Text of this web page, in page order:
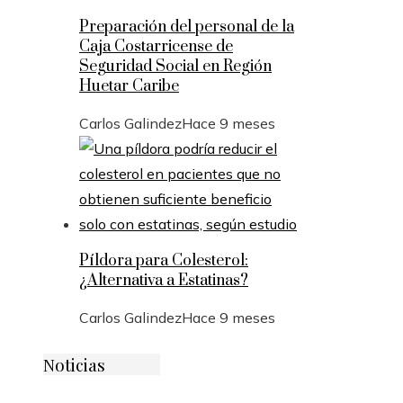
Preparación del personal de la
Caja Costarricense de
Seguridad Social en Región
Huetar Caribe
Carlos GalindezHace 9 meses
Píldora para Colesterol:
¿Alternativa a Estatinas?
Carlos GalindezHace 9 meses
Noticias